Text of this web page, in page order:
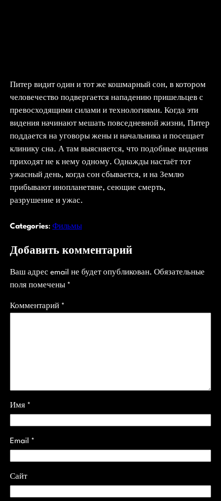
Питер видит один и тот же кошмарный сон, в котором
человечество подвергается нападению пришельцев с
превосходящими силами и технологиями. Когда эти
видения начинают мешать повседневной жизни, Питер
поддается на уговоры жены и начальника и посещает
клинику сна. А там выясняется, что подобные видения
приходят не к нему одному. Однажды настаёт тот
ужасный день, когда сон сбывается, и на Землю
прибывают инопланетяне, сеющие смерть,
разрушение и ужас.
Categories: Фильмы
Добавить комментарий
Ваш адрес email не будет опубликован. Обязательные
поля помечены *
Комментарий *
Имя *
Email *
Сайт